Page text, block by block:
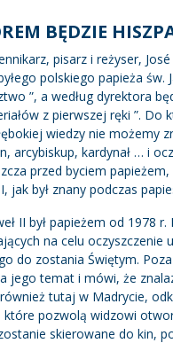
BĘDZIE
pisarz i reżyser,
polskiego papieża
”, a według dyrektora
z pierwszej ręki ”. Do
wiedzy nie możemy
arcybiskup, kardynał … i
przed byciem
jak był znany podczas
II był papieżem od
na celu
do zostania Świętym.
jego temat i mówi, że
tutaj w Madrycie,
pozwolą widzowi
skierowane do kin,